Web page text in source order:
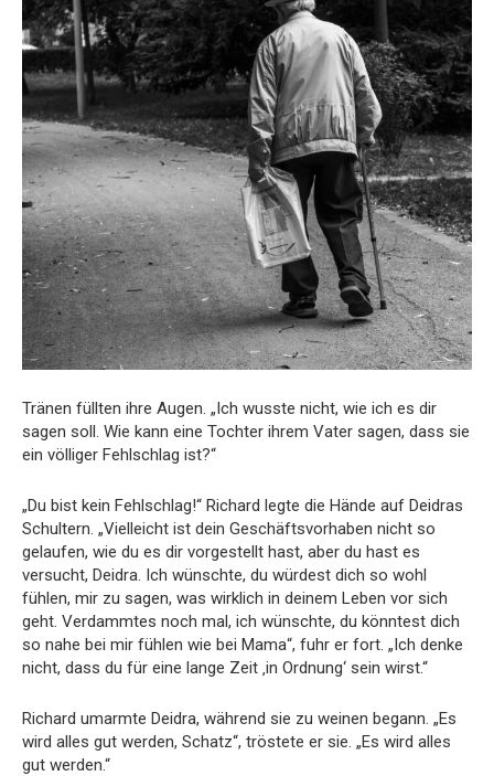
Tränen füllten ihre Augen. „Ich wusste nicht, wie ich es dir
sagen soll. Wie kann eine Tochter ihrem Vater sagen, dass sie
ein völliger Fehlschlag ist?“
„Du bist kein Fehlschlag!“ Richard legte die Hände auf Deidras
Schultern. „Vielleicht ist dein Geschäftsvorhaben nicht so
gelaufen, wie du es dir vorgestellt hast, aber du hast es
versucht, Deidra. Ich wünschte, du würdest dich so wohl
fühlen, mir zu sagen, was wirklich in deinem Leben vor sich
geht. Verdammtes noch mal, ich wünschte, du könntest dich
so nahe bei mir fühlen wie bei Mama“, fuhr er fort. „Ich denke
nicht, dass du für eine lange Zeit ‚in Ordnung‘ sein wirst.“
Richard umarmte Deidra, während sie zu weinen begann. „Es
wird alles gut werden, Schatz“, tröstete er sie. „Es wird alles
gut werden.“